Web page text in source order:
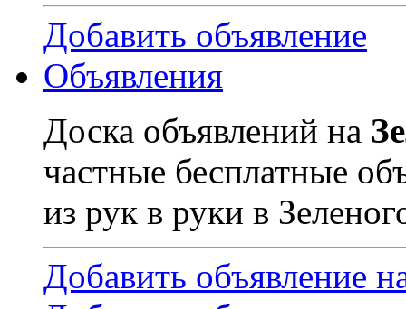
Добавить объявление
Объявления
Доска объявлений на
частные бесплатные
из рук в руки в
Добавить объявление